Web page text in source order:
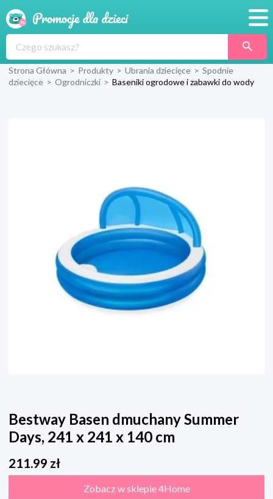
Produkty
Strona Główna > Produkty > Ubrania dziecięce > Spodnie
dziecięce > Ogrodniczki > Baseniki ogrodowe i zabawki do wody
Bestway Basen dmuchany Summer
Days, 241 x 241 x 140 cm
211.99 zł
Zobacz w sklepie 4Home